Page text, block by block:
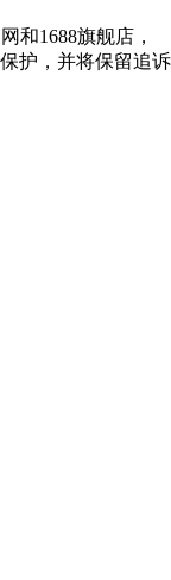
和1688旗舰店，
护，并将保留追诉